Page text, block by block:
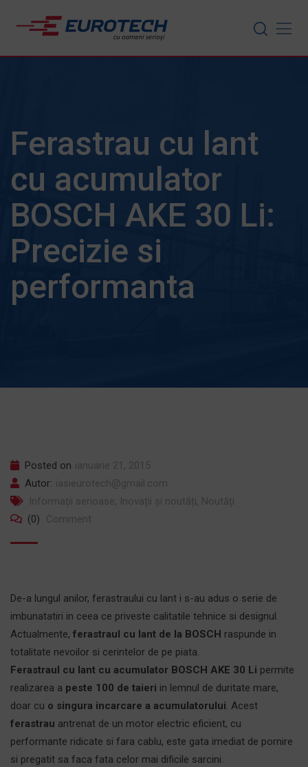
Ferastrau cu lant
cu acumulator
BOSCH AKE 30 Li:
Precizie si
performanta
Posted on
Autor:
(0)
De-a lungul anilor, ferastraului cu lant i s-au adus o serie de
imbunatatiri in ceea ce priveste calitatile tehnice si designul.
Actualmente, ferastraul cu lant de la BOSCH raspunde in
totalitate nevoilor si cerintelor de pe piata.
Ferastraul cu lant cu acumulator BOSCH AKE 30 Li permite
realizarea a peste 100 de taieri in lemnul de duritate mare,
doar cu o singura incarcare a acumulatorului. Acest
ferastrau antrenat de un motor electric eficient, cu
performante ridicate si fara cablu, este gata imediat de pornire
si pregatit sa faca fata celor mai dificile sarcini.